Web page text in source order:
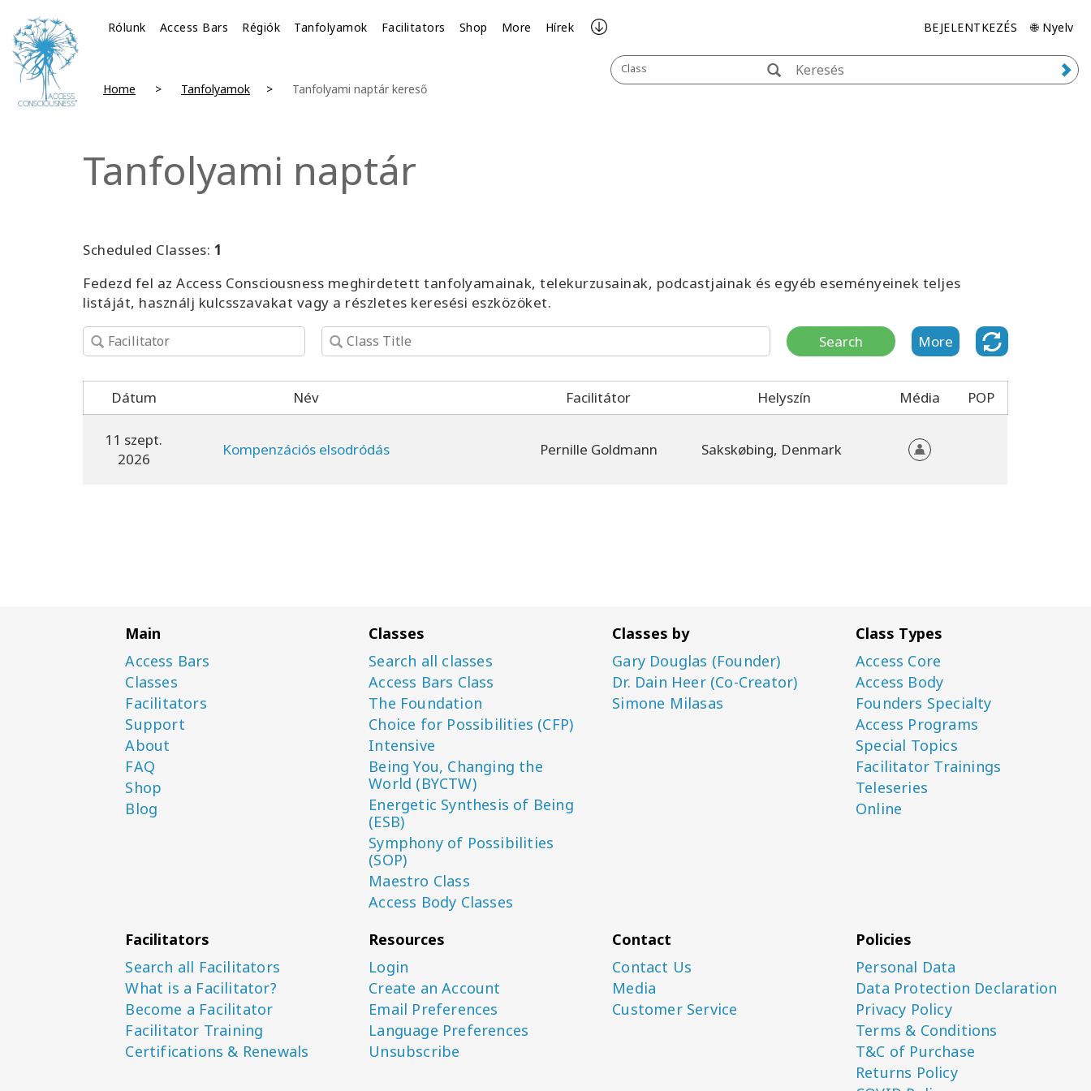
Rólunk Access Bars Régiók Tanfolyamok Facilitators Shop More Hírek BEJELENTKEZÉS 🌐 Nyelv
Class
Home Tanfolyamok Tanfolyami naptár kereső
Tanfolyami naptár
Scheduled Classes: 1
Fedezd fel az Access Consciousness meghirdetett tanfolyamainak, telekurzusainak, podcastjainak és egyéb eseményeinek teljes
listáját, használj kulcsszavakat vagy a részletes keresési eszközöket.
Search More
Dátum Név Facilitátor Helyszín Média POP
11 szept.
2026
Kompenzációs elsodródás Pernille Goldmann Sakskøbing, Denmark
Main
Access Bars
Classes
Facilitators
Support
About
FAQ
Shop
Blog
Classes
Search all classes
Access Bars Class
The Foundation
Choice for Possibilities (CFP)
Intensive
Being You, Changing the
World (BYCTW)
Energetic Synthesis of Being
(ESB)
Symphony of Possibilities
(SOP)
Maestro Class
Access Body Classes
Classes by
Gary Douglas (Founder)
Dr. Dain Heer (Co-Creator)
Simone Milasas
Class Types
Access Core
Access Body
Founders Specialty
Access Programs
Special Topics
Facilitator Trainings
Teleseries
Online
Facilitators
Search all Facilitators
What is a Facilitator?
Become a Facilitator
Facilitator Training
Certifications & Renewals
Resources
Login
Create an Account
Email Preferences
Language Preferences
Unsubscribe
Contact
Contact Us
Media
Customer Service
Policies
Personal Data
Data Protection Declaration
Privacy Policy
Terms & Conditions
T&C of Purchase
Returns Policy